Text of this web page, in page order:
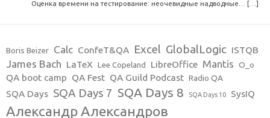
Оценка времени на тестирование: неочевидные надводные… […]
Boris Beizer Calc ConfeT&QA Excel GlobalLogic ISTQB
James Bach LaTeX Lee Copeland LibreOffice Mantis O_o
QA boot camp QA Fest QA Guild Podcast Radio QA
SQA Days SQA Days 7 SQA Days 8 SQA Days 10 SysIQ
Александр Александров